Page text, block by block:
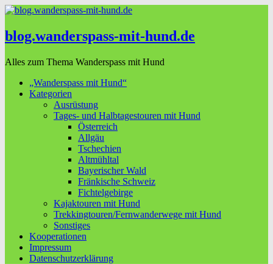
blog.wanderspass-mit-hund.de
Alles zum Thema Wanderspass mit Hund
„Wanderspass mit Hund“
Kategorien
Ausrüstung
Tages- und Halbtagestouren mit Hund
Österreich
Allgäu
Tschechien
Altmühltal
Bayerischer Wald
Fränkische Schweiz
Fichtelgebirge
Kajaktouren mit Hund
Trekkingtouren/Fernwanderwege mit Hund
Sonstiges
Kooperationen
Impressum
Datenschutzerklärung